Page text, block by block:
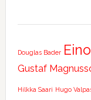
Douglas Bader
Gustaf
Hilkka Saari Hugo